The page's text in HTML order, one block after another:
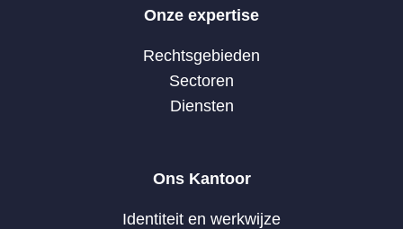
Onze expertise
Rechtsgebieden
Sectoren
Diensten
Ons Kantoor
Identiteit en werkwijze